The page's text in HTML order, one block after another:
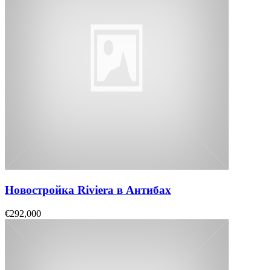
Новостройка Riviera в Антибах
€292,000